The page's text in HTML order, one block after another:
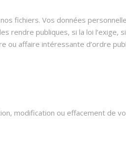
fichiers. Vos données
rendre publiques, si la loi l’exige,
ou affaire intéressante d’ordre
modification ou effacement de